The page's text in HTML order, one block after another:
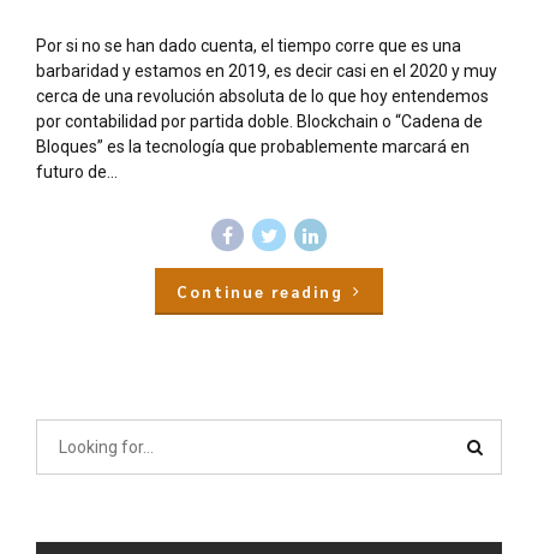
Por si no se han dado cuenta, el tiempo corre que es una
barbaridad y estamos en 2019, es decir casi en el 2020 y muy
cerca de una revolución absoluta de lo que hoy entendemos
por contabilidad por partida doble. Blockchain o “Cadena de
Bloques” es la tecnología que probablemente marcará en
futuro de...
Continue reading